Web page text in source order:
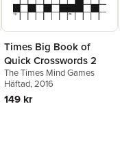
Times Big Book of
Quick Crosswords 2
The Times Mind Games
Häftad, 2016
149 kr